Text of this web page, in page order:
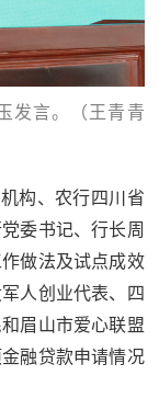
发言。（王青青
构、农行四川省
委书记、行长周
做法及试点成效
人创业代表、四
眉山市爱心联盟
融贷款申请情况